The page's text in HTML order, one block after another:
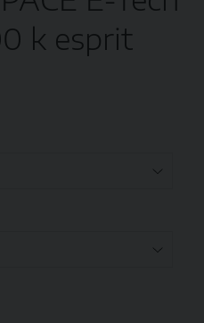
k esprit